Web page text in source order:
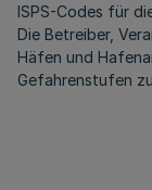
ISPS-Codes für
Die Betreiber,
Häfen und
Gefahrenstufen